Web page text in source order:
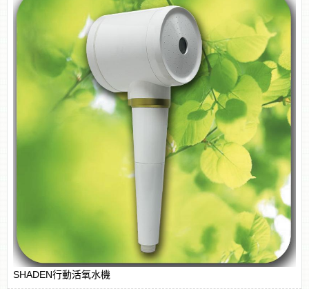
SHADEN行動活氧水機